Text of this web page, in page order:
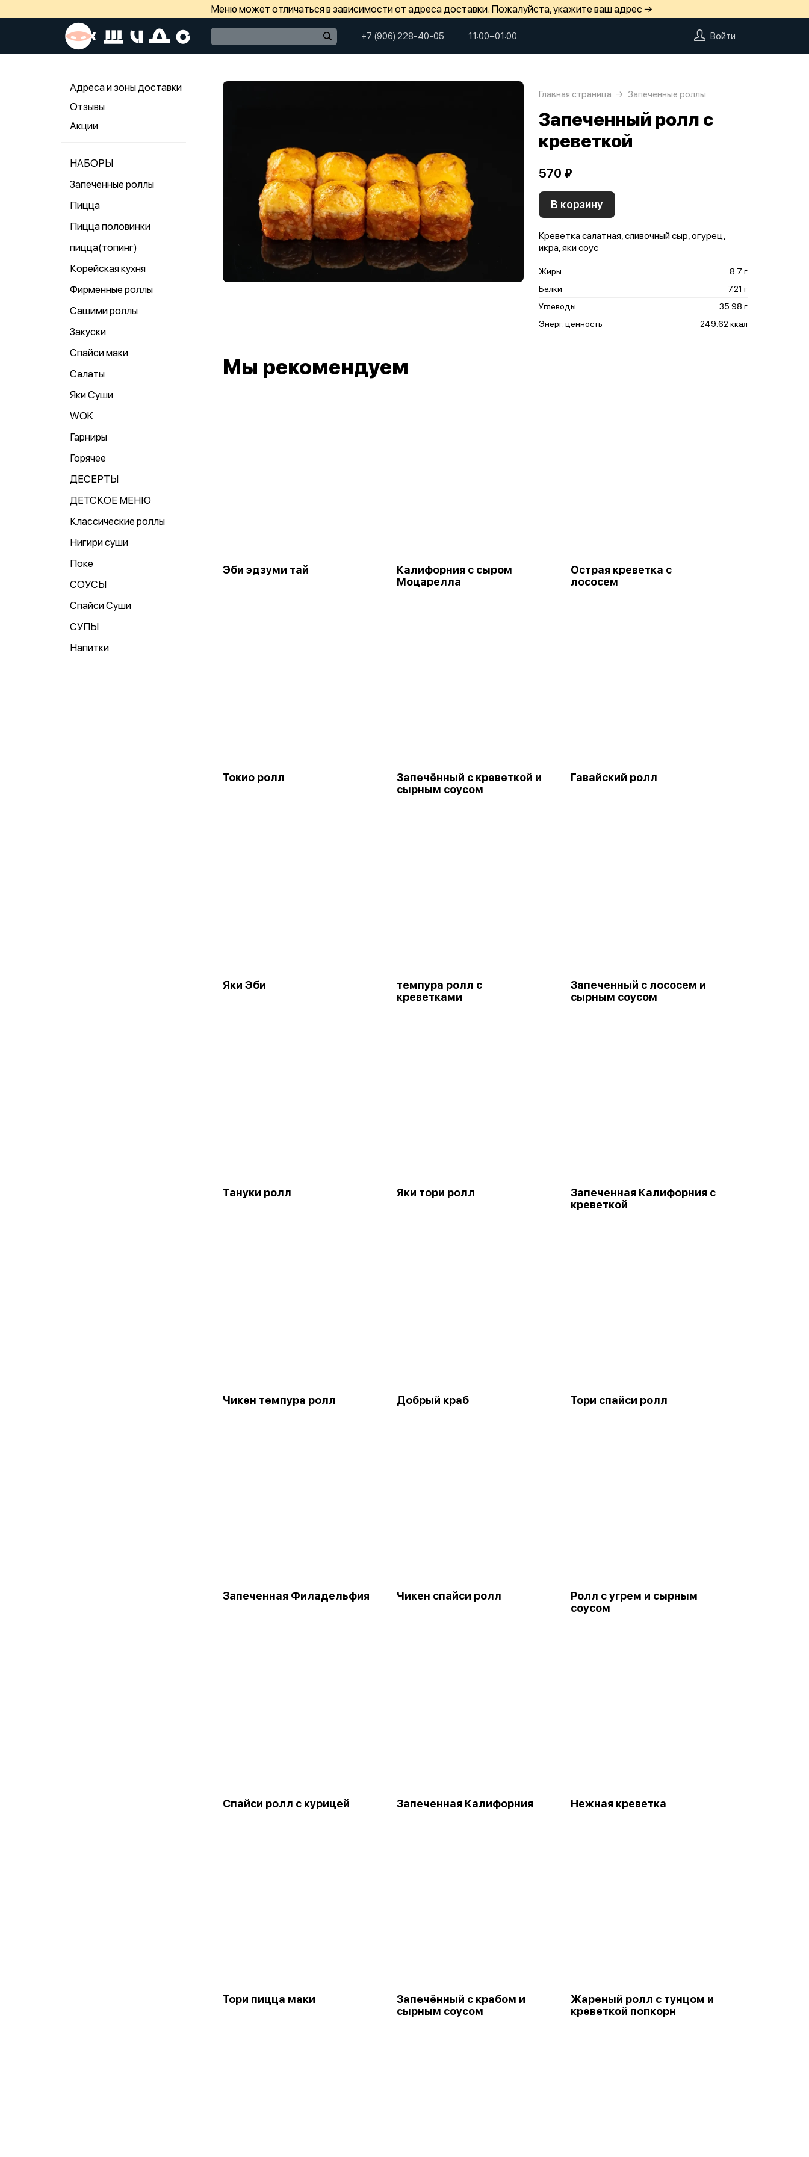
Меню может отличаться в зависимости от адреса доставки. Пожалуйста, укажите ваш адрес →
+7 (906) 228-40-05 11:00−01:00 Войти
Адреса и зоны доставки
Отзывы
Акции
НАБОРЫ
Запеченные роллы
Пицца
Пицца половинки
пицца(топинг)
Корейская кухня
Фирменные роллы
Сашими роллы
Закуски
Спайси маки
Салаты
Яки Суши
WOK
Гарниры
Горячее
ДЕСЕРТЫ
ДЕТСКОЕ МЕНЮ
Классические роллы
Нигири суши
Поке
СОУСЫ
Спайси Суши
СУПЫ
Напитки
Главная страница Запеченные роллы
Запеченный ролл с
креветкой
570 ₽
В корзину
Креветка салатная, сливочный сыр, огурец,
икра, яки соус
Жиры
8.7 г
Белки
7.21 г
Углеводы
35.98 г
Энерг. ценность
249.62 ккал
Мы рекомендуем
Эби эдзуми тай
Калифорния с сыром
Моцарелла
Острая креветка с
лососем
Токио ролл
Запечённый с креветкой и
сырным соусом
Гавайский ролл
Яки Эби
темпура ролл с
креветками
Запеченный с лососем и
сырным соусом
Тануки ролл Яки тори ролл
Запеченная Калифорния с
креветкой
Чикен темпура ролл Добрый краб Тори спайси ролл
Запеченная Филадельфия Чикен спайси ролл
Ролл с угрем и сырным
соусом
Спайси ролл с курицей Запеченная Калифорния Нежная креветка
Тори пицца маки
Запечённый с крабом и
сырным соусом
Жареный ролл с тунцом и
креветкой попкорн